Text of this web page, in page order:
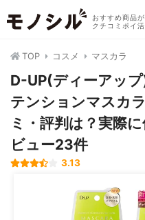
おすすめ商品
クチコミポイ
TOP コスメ マスカラ
D-UP(ディーアッ
テンションマスカ
ミ・評判は？実際
ビュー23件
3.13